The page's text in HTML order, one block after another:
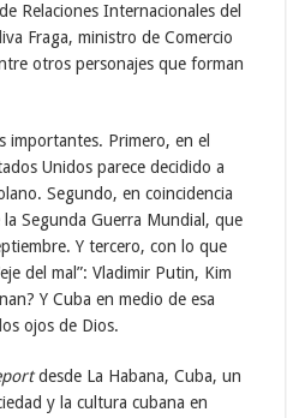
Relaciones Internacionales del
Fraga, ministro de Comercio
otros personajes que forman
importantes. Primero, en el
Unidos parece decidido a
Segundo, en coincidencia
Segunda Guerra Mundial, que
Y tercero, con lo que
del mal”: Vladimir Putin, Kim
Y Cuba en medio de esa
ojos de Dios.
desde La Habana, Cuba, un
y la cultura cubana en